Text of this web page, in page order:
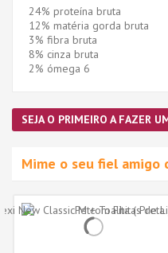
24% proteína bruta
12% matéria gorda bruta
3% fibra bruta
8% cinza bruta
2% ómega 6
SEJA O PRIMEIRO A FAZER
Mime o seu fiel amigo